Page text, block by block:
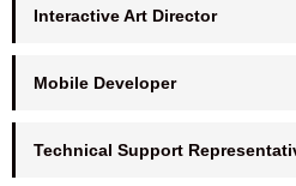
Interactive Art Director
Mobile Developer
Technical Support